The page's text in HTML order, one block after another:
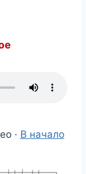
· В начало